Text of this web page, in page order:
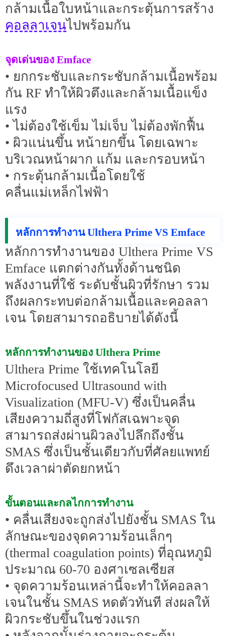
กล้ามเนื้อใบหน้าและกระตุ้นการสร้าง
คอลลาเจนไปพร้อมกัน
จุดเด่นของ Emface
• ยกกระชับและกระชับกล้ามเนื้อพร้อม
กัน RF ทำให้ผิวตึงและกล้ามเนื้อแข็ง
แรง
• ไม่ต้องใช้เข็ม ไม่เจ็บ ไม่ต้องพักฟื้น
• ผิวแน่นขึ้น หน้ายกขึ้น โดยเฉพาะ
บริเวณหน้าผาก แก้ม และกรอบหน้า
• กระตุ้นกล้ามเนื้อโดยใช้
คลื่นแม่เหล็กไฟฟ้า
หลักการทำงาน Ulthera Prime VS Emface
หลักการทำงานของ Ulthera Prime VS
Emface แตกต่างกันทั้งด้านชนิด
พลังงานที่ใช้ ระดับชั้นผิวที่รักษา รวม
ถึงผลกระทบต่อกล้ามเนื้อและคอลลา
เจน โดยสามารถอธิบายได้ดังนี้
หลักการทำงานของ Ulthera Prime
Ulthera Prime ใช้เทคโนโลยี
Microfocused Ultrasound with
Visualization (MFU-V) ซึ่งเป็นคลื่น
เสียงความถี่สูงที่โฟกัสเฉพาะจุด
สามารถส่งผ่านผิวลงไปลึกถึงชั้น
SMAS ซึ่งเป็นชั้นเดียวกับที่ศัลยแพทย์
ดึงเวลาผ่าตัดยกหน้า
ขั้นตอนและกลไกการทำงาน
• คลื่นเสียงจะถูกส่งไปยังชั้น SMAS ใน
ลักษณะของจุดความร้อนเล็กๆ
(thermal coagulation points) ที่อุณหภูมิ
ประมาณ 60-70 องศาเซลเซียส
• จุดความร้อนเหล่านี้จะทำให้คอลลา
เจนในชั้น SMAS หดตัวทันที ส่งผลให้
ผิวกระชับขึ้นในช่วงแรก